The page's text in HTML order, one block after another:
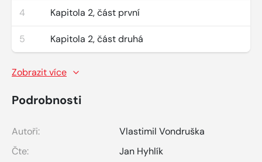
4 Kapitola 2, část první
5 Kapitola 2, část druhá
Zobrazit více
Podrobnosti
Autoři:
Vlastimil Vondruška
Čte:
Jan Hyhlík